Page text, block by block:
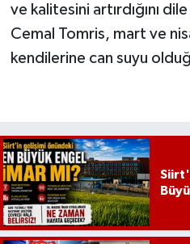
ve kalitesini artırdığını
Cemal Tomris, mart ve
kendilerine can suyu